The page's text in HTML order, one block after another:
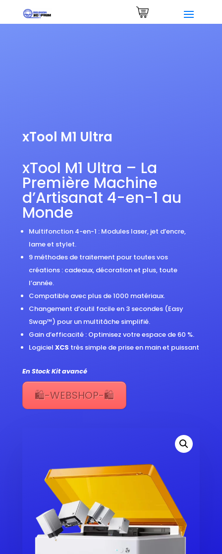
Demander un devis
xTool M1 Ultra
xTool M1 Ultra – La
Première Machine
d’Artisanat 4-en-1 au
Monde
Multifonction 4-en-1 : Modules laser, jet d’encre,
lame et stylet.
9 méthodes de traitement pour toutes vos
créations : cadeaux, décoration et plus, toute
l’année.
Compatible avec plus de 1000 matériaux.
Changement d’outil facile en 3 secondes (Easy
Swap™) pour un multitâche simplifié.
Gain d’efficacité : Optimisez votre espace de 60 %.
Logiciel XCS très simple de prise en main et puissant
En Stock Kit avancé
🛍️-WEBSHOP-🛍️